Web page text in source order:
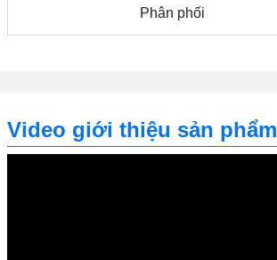
Phân phối
Video giới thiệu sản phẩm